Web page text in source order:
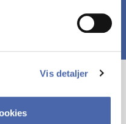
Vis detaljer